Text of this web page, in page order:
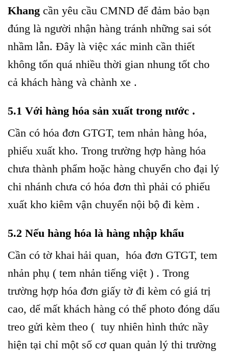
Khang cần yêu cầu CMND để đảm bảo bạn
đúng là người nhận hàng tránh những sai sót
nhầm lẫn. Đây là việc xác minh cần thiết
không tốn quá nhiều thời gian nhung tốt cho
cả khách hàng và chành xe .
5.1 Với hàng hóa sản xuất trong nước .
Cần có hóa đơn GTGT, tem nhản hàng hóa,
phiếu xuất kho. Trong trường hợp hàng hóa
chưa thành phẩm hoặc hàng chuyển cho đại lý
chi nhánh chưa có hóa đơn thì phải có phiếu
xuất kho kiêm vận chuyển nội bộ đi kèm .
5.2 Nếu hàng hóa là hàng nhập khẩu
Cần có tờ khai hải quan, hóa đơn GTGT, tem
nhản phụ ( tem nhản tiếng việt ) . Trong
trường hợp hóa đơn giấy tờ đi kèm có giá trị
cao, dể mất khách hàng có thể photo đóng dấu
treo gửi kèm theo ( tuy nhiên hình thức nầy
hiện tại chỉ một số cơ quan quản lý thi trường